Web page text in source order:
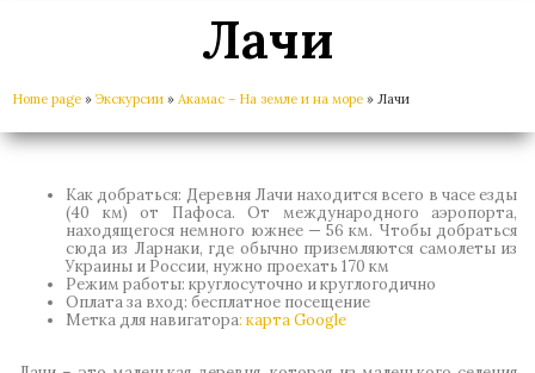
Лачи
Home page » Экскурсии » Акамас – На земле и на море » Лачи
Как добраться: Деревня Лачи находится всего в часе езды
(40 км) от Пафоса. От международного аэропорта,
находящегося немного южнее — 56 км. Чтобы добраться
сюда из Ларнаки, где обычно приземляются самолеты из
Украины и России, нужно проехать 170 км
Режим работы: круглосуточно и круглогодично
Оплата за вход: бесплатное посещение
Метка для навигатора: карта Google